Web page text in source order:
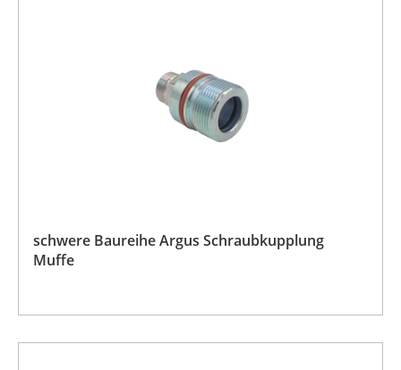
schwere Baureihe Argus Schraubkupplung
Muffe